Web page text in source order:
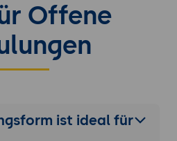
Offene
ist ideal für